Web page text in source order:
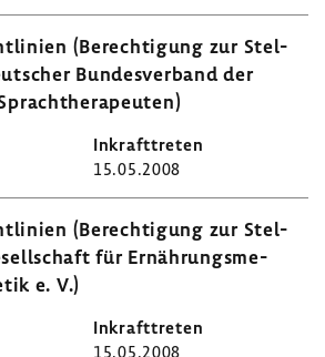
(Berech­ti­gung zur Stel­
Bundes­ver­band der
15.05.2008
(Berech­ti­gung zur Stel­
für Ernäh­rungs­me­
e. V.)
15.05.2008